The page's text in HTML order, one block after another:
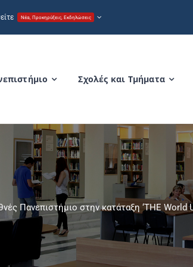
Νέα, Προκηρύξεις, Εκδηλώσεις
Σχολές και Τμήματα
Πανεπιστήμιο στην κατάταξη ‘THE World